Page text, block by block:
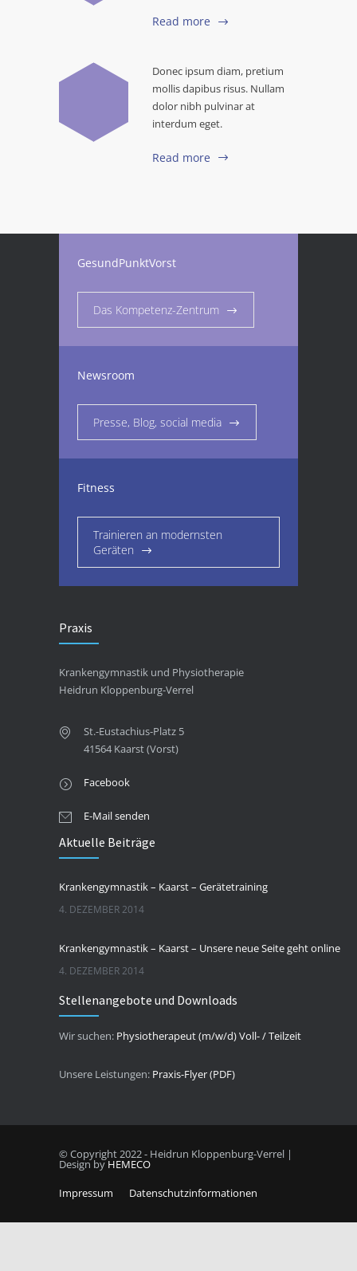
Read more
Donec ipsum diam, pretium
mollis dapibus risus. Nullam
dolor nibh pulvinar at
interdum eget.
Read more
GesundPunktVorst
Das Kompetenz-Zentrum
Newsroom
Presse, Blog, social media
Fitness
Trainieren an modernsten
Geräten
Praxis
Krankengymnastik und Physiotherapie
Heidrun Kloppenburg-Verrel
St.-Eustachius-Platz 5
41564 Kaarst (Vorst)
Facebook
E-Mail senden
Aktuelle Beiträge
Krankengymnastik – Kaarst – Gerätetraining
4. DEZEMBER 2014
Krankengymnastik – Kaarst – Unsere neue Seite geht online
4. DEZEMBER 2014
Stellenangebote und Downloads
Wir suchen: Physiotherapeut (m/w/d) Voll- / Teilzeit
Unsere Leistungen: Praxis-Flyer (PDF)
© Copyright 2022 - Heidrun Kloppenburg-Verrel |
Design byHEMECO
Impressum
Datenschutzinformationen